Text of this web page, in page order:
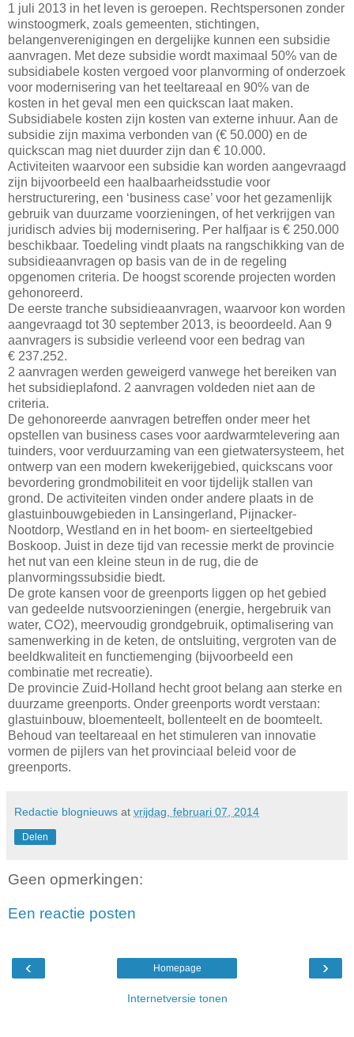
1 juli 2013 in het leven is geroepen. Rechtspersonen zonder
winstoogmerk, zoals gemeenten, stichtingen,
belangenverenigingen en dergelijke kunnen een subsidie
aanvragen. Met deze subsidie wordt maximaal 50% van de
subsidiabele kosten vergoed voor planvorming of onderzoek
voor modernisering van het teeltareaal en 90% van de
kosten in het geval men een quickscan laat maken.
Subsidiabele kosten zijn kosten van externe inhuur. Aan de
subsidie zijn maxima verbonden van (€ 50.000) en de
quickscan mag niet duurder zijn dan € 10.000.
Activiteiten waarvoor een subsidie kan worden aangevraagd
zijn bijvoorbeeld een haalbaarheidsstudie voor
herstructurering, een ‘business case’ voor het gezamenlijk
gebruik van duurzame voorzieningen, of het verkrijgen van
juridisch advies bij modernisering. Per halfjaar is € 250.000
beschikbaar. Toedeling vindt plaats na rangschikking van de
subsidieaanvragen op basis van de in de regeling
opgenomen criteria. De hoogst scorende projecten worden
gehonoreerd.
De eerste tranche subsidieaanvragen, waarvoor kon worden
aangevraagd tot 30 september 2013, is beoordeeld. Aan 9
aanvragers is subsidie verleend voor een bedrag van
€ 237.252.
2 aanvragen werden geweigerd vanwege het bereiken van
het subsidieplafond. 2 aanvragen voldeden niet aan de
criteria.
De gehonoreerde aanvragen betreffen onder meer het
opstellen van business cases voor aardwarmtelevering aan
tuinders, voor verduurzaming van een gietwatersysteem, het
ontwerp van een modern kwekerijgebied, quickscans voor
bevordering grondmobiliteit en voor tijdelijk stallen van
grond. De activiteiten vinden onder andere plaats in de
glastuinbouwgebieden in Lansingerland, Pijnacker-
Nootdorp, Westland en in het boom- en sierteeltgebied
Boskoop. Juist in deze tijd van recessie merkt de provincie
het nut van een kleine steun in de rug, die de
planvormingssubsidie biedt.
De grote kansen voor de greenports liggen op het gebied
van gedeelde nutsvoorzieningen (energie, hergebruik van
water, CO2), meervoudig grondgebruik, optimalisering van
samenwerking in de keten, de ontsluiting, vergroten van de
beeldkwaliteit en functiemenging (bijvoorbeeld een
combinatie met recreatie).
De provincie Zuid-Holland hecht groot belang aan sterke en
duurzame greenports. Onder greenports wordt verstaan:
glastuinbouw, bloementeelt, bollenteelt en de boomteelt.
Behoud van teeltareaal en het stimuleren van innovatie
vormen de pijlers van het provinciaal beleid voor de
greenports.
Redactie blognieuws at vrijdag, februari 07, 2014
Delen
Geen opmerkingen:
Een reactie posten
‹ ›
Homepage
Internetversie tonen